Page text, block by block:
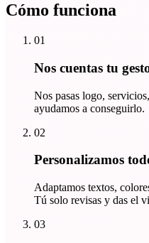
Cómo funciona
01
Nos cuentas tu
Nos pasas logo,
ayudamos a conseguirlo.
02
Personalizamos
Adaptamos textos,
Tú solo revisas y das el
03